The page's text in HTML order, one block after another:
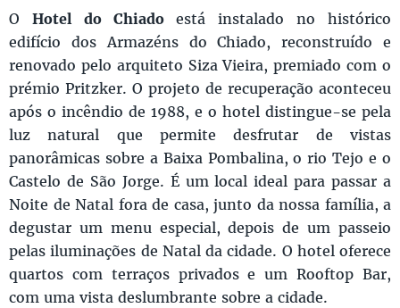
O Hotel do Chiadoestá instalado no histórico
edifício dos Armazéns do Chiado, reconstruído e
renovado pelo arquiteto Siza Vieira, premiado com o
prémio Pritzker. O projeto de recuperação aconteceu
após o incêndio de 1988, e o hotel distingue-se pela
luz natural que permite desfrutar de vistas
panorâmicas sobre a Baixa Pombalina, o rio Tejo e o
Castelo de São Jorge. É um local ideal para passar a
Noite de Natal fora de casa, junto da nossa família, a
degustar um menu especial, depois de um passeio
pelas iluminações de Natal da cidade. O hotel oferece
quartos com terraços privados e um Rooftop Bar,
com uma vista deslumbrante sobre a cidade.